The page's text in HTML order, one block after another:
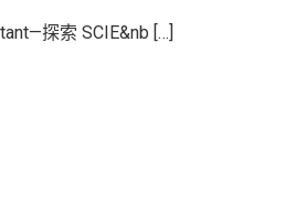
探索 SCIE&nb […]